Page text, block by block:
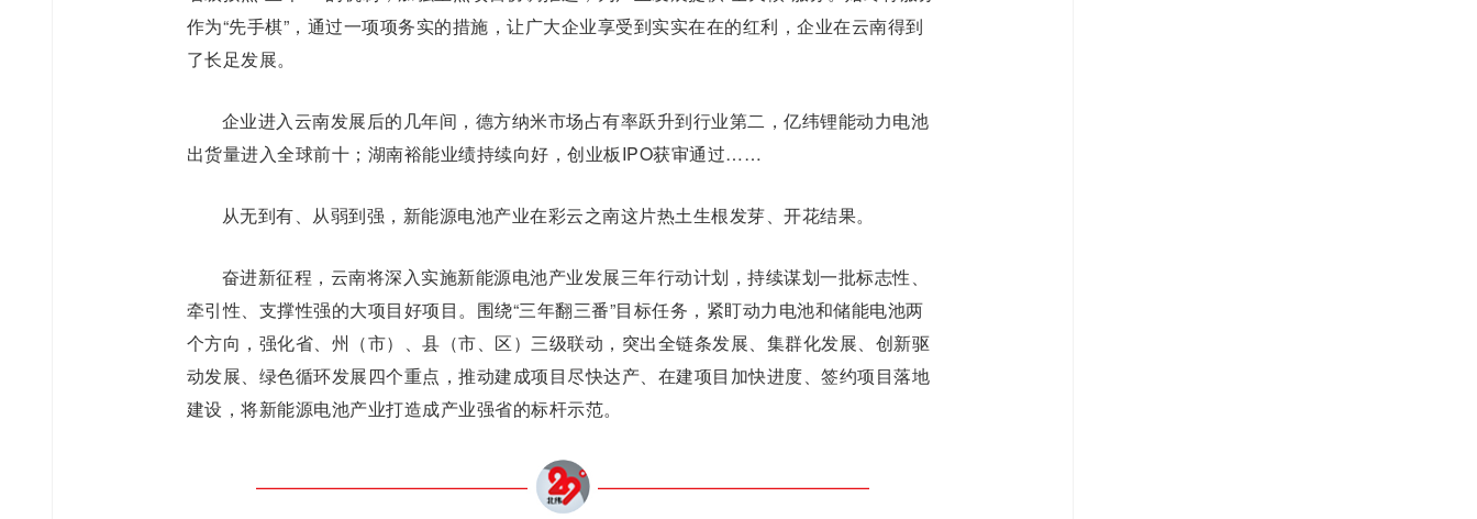
作为“先手棋”，通过一项项务实的措施，让广大企业享受到实实在在的红利，企业在云南得到
了长足发展。
企业进入云南发展后的几年间，德方纳米市场占有率跃升到行业第二，亿纬锂能动力电池
出货量进入全球前十；湖南裕能业绩持续向好，创业板IPO获审通过……
从无到有、从弱到强，新能源电池产业在彩云之南这片热土生根发芽、开花结果。
奋进新征程，云南将深入实施新能源电池产业发展三年行动计划，持续谋划一批标志性、
牵引性、支撑性强的大项目好项目。围绕“三年翻三番”目标任务，紧盯动力电池和储能电池两
个方向，强化省、州（市）、县（市、区）三级联动，突出全链条发展、集群化发展、创新驱
动发展、绿色循环发展四个重点，推动建成项目尽快达产、在建项目加快进度、签约项目落地
建设，将新能源电池产业打造成产业强省的标杆示范。